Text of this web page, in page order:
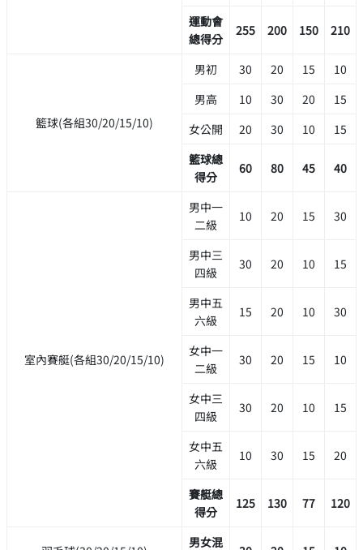
運動會
總得分
255 200 150 210
籃球(各組30/20/15/10)
男初 30 20 15
10
男高
10 30 20
15
女公開
20 30 10
15
籃球總
得分
60 80 45 40
室內賽艇(各組30/20/15/10)
男中一
二級
10 20 15 30
男中三
四級
30 20 10 15
男中五
六級
15 20 10 30
女中一
二級
30 20 15 10
女中三
四級
30 20 10 15
女中五
六級
10 30 15 20
賽艇總
得分
125 130 77 120
男女混